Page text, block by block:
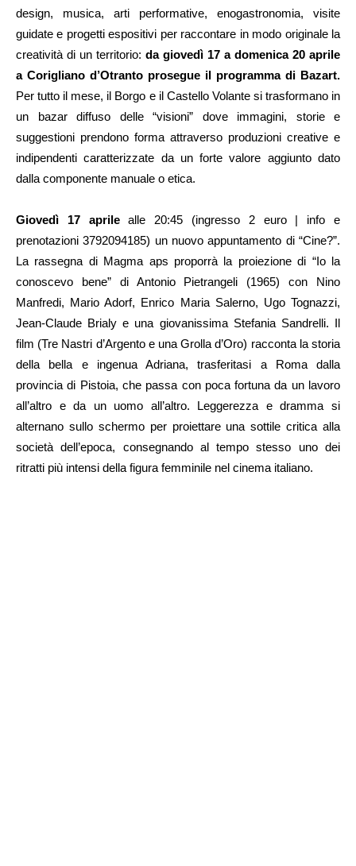
design, musica, arti performative, enogastronomia, visite
guidate e progetti espositivi per raccontare in modo originale la
creatività di un territorio: da giovedì 17 a domenica 20 aprile
a Corigliano d’Otranto prosegue il programma di Bazart.
Per tutto il mese, il Borgo e il Castello Volante si trasformano in
un bazar diffuso delle “visioni” dove immagini, storie e
suggestioni prendono forma attraverso produzioni creative e
indipendenti caratterizzate da un forte valore aggiunto dato
dalla componente manuale o etica.
Giovedì 17 aprilealle 20:45 (ingresso 2 euro | info e
prenotazioni 3792094185) un nuovo appuntamento di “Cine?”.
La rassegna di Magma aps proporrà la proiezione di “Io la
conoscevo bene” di Antonio Pietrangeli (1965) con Nino
Manfredi, Mario Adorf, Enrico Maria Salerno, Ugo Tognazzi,
Jean-Claude Brialy e una giovanissima Stefania Sandrelli. Il
film (Tre Nastri d’Argento e una Grolla d’Oro) racconta la storia
della bella e ingenua Adriana, trasferitasi a Roma dalla
provincia di Pistoia, che passa con poca fortuna da un lavoro
all’altro e da un uomo all’altro. Leggerezza e dramma si
alternano sullo schermo per proiettare una sottile critica alla
società dell’epoca, consegnando al tempo stesso uno dei
ritratti più intensi della figura femminile nel cinema italiano.